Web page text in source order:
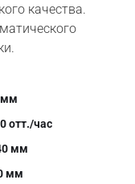
качества.
мм
отт./час
мм
мм